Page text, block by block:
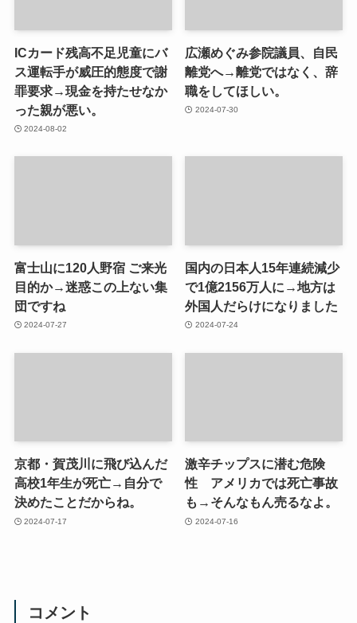
ICカード残高不足児童にバ
ス運転手が威圧的態度で謝
罪要求→現金を持たせなか
った親が悪い。
2024-08-02
広瀬めぐみ参院議員、自民
離党へ→離党ではなく、辞
職をしてほしい。
2024-07-30
富士山に120人野宿 ご来光
目的か→迷惑この上ない集
団ですね
2024-07-27
国内の日本人15年連続減少
で1億2156万人に→地方は
外国人だらけになりました
2024-07-24
京都・賀茂川に飛び込んだ
高校1年生が死亡→自分で
決めたことだからね。
2024-07-17
激辛チップスに潜む危険
性 アメリカでは死亡事故
も→そんなもん売るなよ。
2024-07-16
コメント